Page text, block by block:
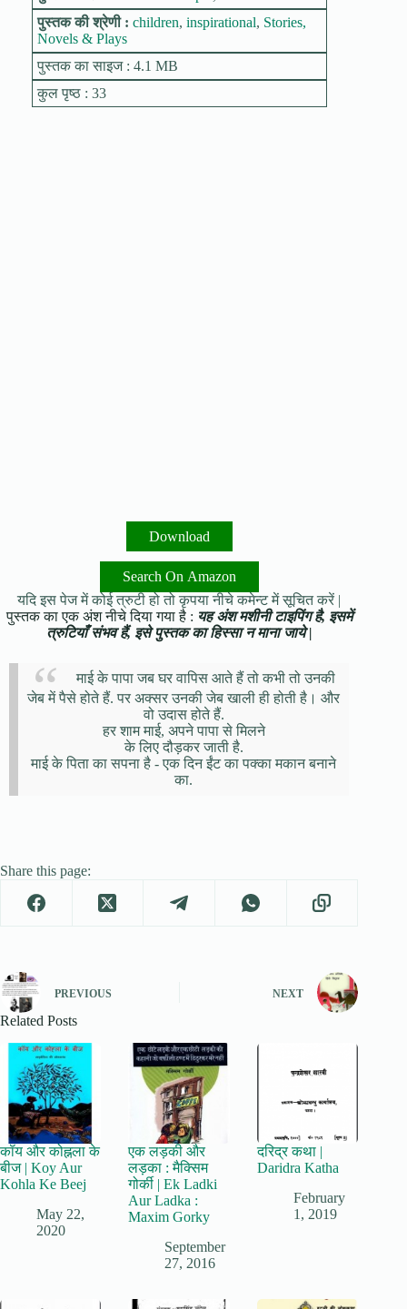
पुस्तक की श्रेणी : children, inspirational, Stories,
Novels & Plays
पुस्तक का साइज : 4.1 MB
कुल पृष्ठ : 33
Download
Search On Amazon
यदि इस पेज में कोई त्रुटी हो तो कृपया नीचे कमेन्ट में सूचित करें |
पुस्तक का एक अंश नीचे दिया गया है : यह अंश मशीनी टाइपिंग है, इसमें
त्रुटियाँ संभव हैं, इसे पुस्तक का हिस्सा न माना जाये |
माई के पापा जब घर वापिस आते हैं तो कभी तो उनकी
जेब में पैसे होते हैं. पर अक्सर उनकी जेब खाली ही होती है। और
वो उदास होते हैं.
हर शाम माई, अपने पापा से मिलने
के लिए दौड़कर जाती है.
माई के पिता का सपना है - एक दिन ईंट का पक्का मकान बनाने
का.
Share this page:
PREVIOUS NEXT
Related Posts
कॉय और कोह्नला के
बीज | Koy Aur
Kohla Ke Beej
May 22,
2020
एक लड़की और
लड़का : मैक्सिम
गोर्की | Ek Ladki
Aur Ladka :
Maxim Gorky
September
27, 2016
दरिद्र कथा |
Daridra Katha
February
1, 2019